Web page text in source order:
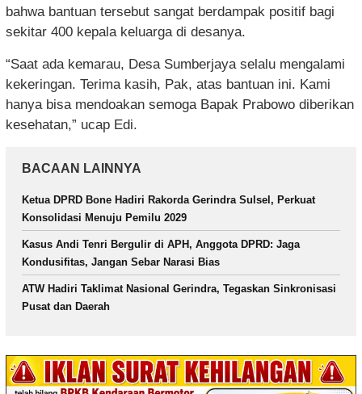
bahwa bantuan tersebut sangat berdampak positif bagi
sekitar 400 kepala keluarga di desanya.
“Saat ada kemarau, Desa Sumberjaya selalu mengalami
kekeringan. Terima kasih, Pak, atas bantuan ini. Kami
hanya bisa mendoakan semoga Bapak Prabowo diberikan
kesehatan,” ucap Edi.
BACAAN LAINNYA
Ketua DPRD Bone Hadiri Rakorda Gerindra Sulsel, Perkuat
Konsolidasi Menuju Pemilu 2029
Kasus Andi Tenri Bergulir di APH, Anggota DPRD: Jaga
Kondusifitas, Jangan Sebar Narasi Bias
ATW Hadiri Taklimat Nasional Gerindra, Tegaskan Sinkronisasi
Pusat dan Daerah